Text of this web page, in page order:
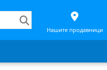
Нашите продавници